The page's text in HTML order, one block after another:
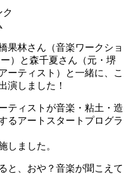
ク
果林さん（音楽ワークショ
）と森千夏さん（元・堺
ーティスト）と一緒に、こ
演しました！
ティストが音楽・粘土・造
るアートスタートプログラ
しました。
と、おや？音楽が聞こえて